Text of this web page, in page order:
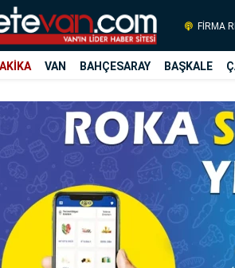
FİRMA
VAN BAHÇESARAY BAŞKALE